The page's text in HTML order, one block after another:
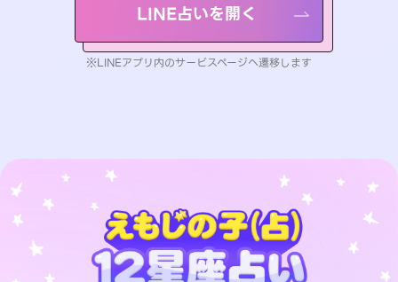
LINE占いを開く
※LINEアプリ内のサービスページへ遷移します